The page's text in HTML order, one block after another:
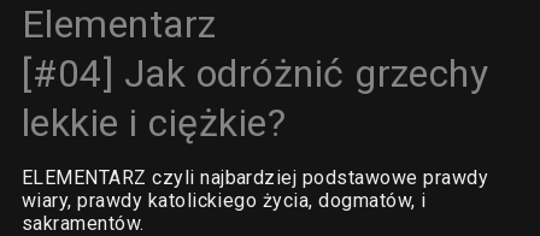
Elementarz
[#04] Jak odróżnić grzechy
lekkie i ciężkie?
ELEMENTARZ czyli najbardziej podstawowe prawdy
wiary, prawdy katolickiego życia, dogmatów, i
sakramentów.